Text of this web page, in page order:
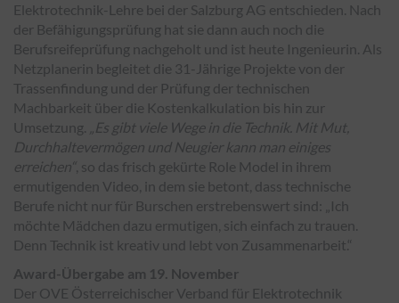
Elektrotechnik-Lehre bei der Salzburg AG entschieden. Nach
der Befähigungsprüfung hat sie dann auch noch die
Berufsreifeprüfung nachgeholt und ist heute Ingenieurin. Als
Netzplanerin begleitet die 31-Jährige Projekte von der
Trassenfindung und der Prüfung der technischen
Machbarkeit über die Kostenkalkulation bis hin zur
Umsetzung.
„Es gibt viele Wege in die Technik. Mit Mut,
Durchhaltevermögen und Neugier kann man einiges
erreichen“ , so das frisch gekürte Role Model in ihrem
ermutigenden Video, in dem sie betont, dass technische
Berufe nicht nur für Burschen erstrebenswert sind:
„Ich
möchte Mädchen dazu ermutigen, sich einfach zu trauen.
Denn Technik ist kreativ und lebt von Zusammenarbeit.“
Award-Übergabe am 19. November
Der OVE Österreichischer Verband für Elektrotechnik